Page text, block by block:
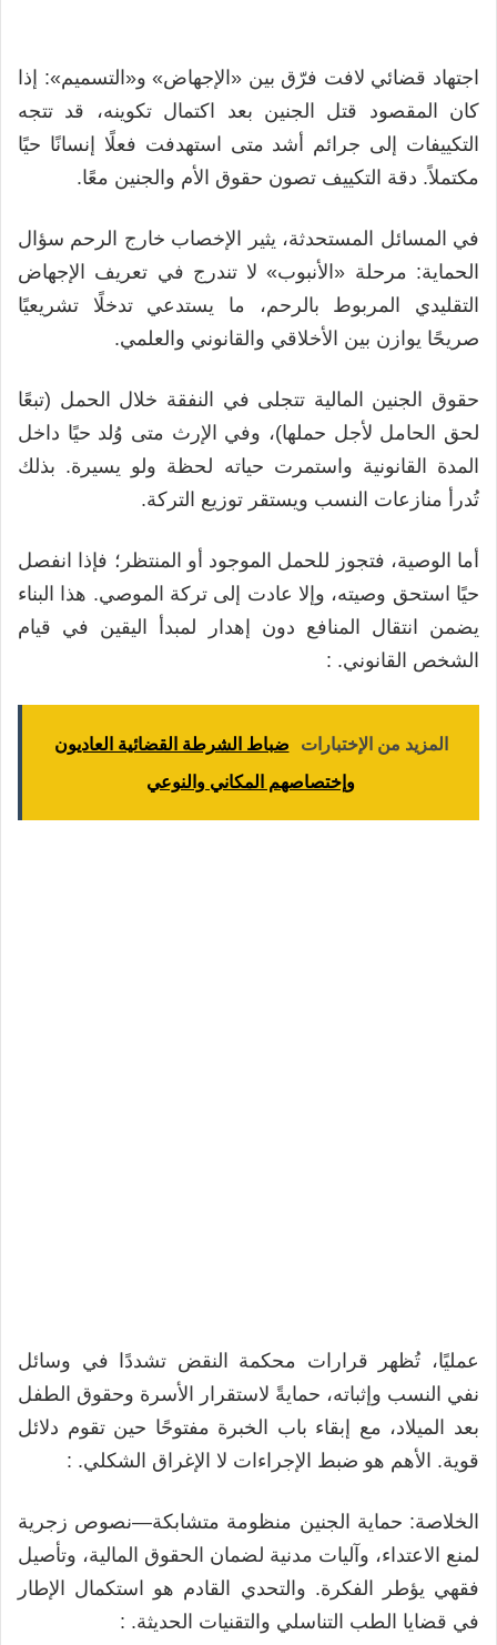
اجتهاد قضائي لافت فرّق بين «الإجهاض» و«التسميم»: إذا
كان المقصود قتل الجنين بعد اكتمال تكوينه، قد تتجه
التكييفات إلى جرائم أشد متى استهدفت فعلًا إنسانًا حيًا
مكتملاً. دقة التكييف تصون حقوق الأم والجنين معًا.
في المسائل المستحدثة، يثير الإخصاب خارج الرحم سؤال
الحماية: مرحلة «الأنبوب» لا تندرج في تعريف الإجهاض
التقليدي المربوط بالرحم، ما يستدعي تدخلًا تشريعيًا
صريحًا يوازن بين الأخلاقي والقانوني والعلمي.
حقوق الجنين المالية تتجلى في النفقة خلال الحمل (تبعًا
لحق الحامل لأجل حملها)، وفي الإرث متى وُلد حيًا داخل
المدة القانونية واستمرت حياته لحظة ولو يسيرة. بذلك
تُدرأ منازعات النسب ويستقر توزيع التركة.
أما الوصية، فتجوز للحمل الموجود أو المنتظر؛ فإذا انفصل
حيًا استحق وصيته، وإلا عادت إلى تركة الموصي. هذا البناء
يضمن انتقال المنافع دون إهدار لمبدأ اليقين في قيام
الشخص القانوني. :
المزيد من الإختبارات
ضباط الشرطة القضائية العاديون
وإختصاصهم المكاني والنوعي
عمليًا، تُظهر قرارات محكمة النقض تشددًا في وسائل
نفي النسب وإثباته، حمايةً لاستقرار الأسرة وحقوق الطفل
بعد الميلاد، مع إبقاء باب الخبرة مفتوحًا حين تقوم دلائل
قوية. الأهم هو ضبط الإجراءات لا الإغراق الشكلي. :
الخلاصة: حماية الجنين منظومة متشابكة—نصوص زجرية
لمنع الاعتداء، وآليات مدنية لضمان الحقوق المالية، وتأصيل
فقهي يؤطر الفكرة. والتحدي القادم هو استكمال الإطار
في قضايا الطب التناسلي والتقنيات الحديثة. :